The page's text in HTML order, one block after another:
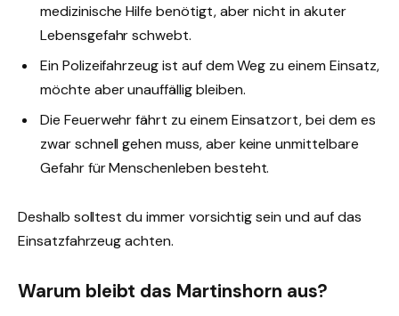
medizinische Hilfe benötigt, aber nicht in akuter
Lebensgefahr schwebt.
Ein Polizeifahrzeug ist auf dem Weg zu einem Einsatz,
möchte aber unauffällig bleiben.
Die Feuerwehr fährt zu einem Einsatzort, bei dem es
zwar schnell gehen muss, aber keine unmittelbare
Gefahr für Menschenleben besteht.
Deshalb solltest du immer vorsichtig sein und auf das
Einsatzfahrzeug achten.
Warum bleibt das Martinshorn aus?